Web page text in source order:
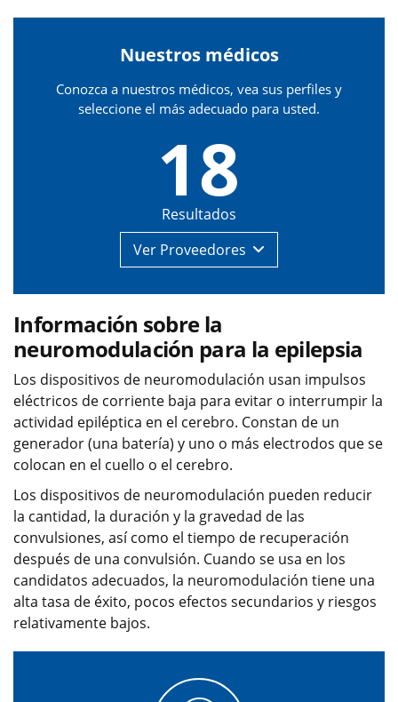
18
Resultados
Ver Proveedores
Nuestros médicos
Conozca a nuestros médicos, vea sus perfiles y
seleccione el más adecuado para usted.
Información sobre la
neuromodulación para la epilepsia
Los dispositivos de neuromodulación usan impulsos
eléctricos de corriente baja para evitar o interrumpir la
actividad epiléptica en el cerebro. Constan de un
generador (una batería) y uno o más electrodos que se
colocan en el cuello o el cerebro.
Los dispositivos de neuromodulación pueden reducir
la cantidad, la duración y la gravedad de las
convulsiones, así como el tiempo de recuperación
después de una convulsión. Cuando se usa en los
candidatos adecuados, la neuromodulación tiene una
alta tasa de éxito, pocos efectos secundarios y riesgos
relativamente bajos.